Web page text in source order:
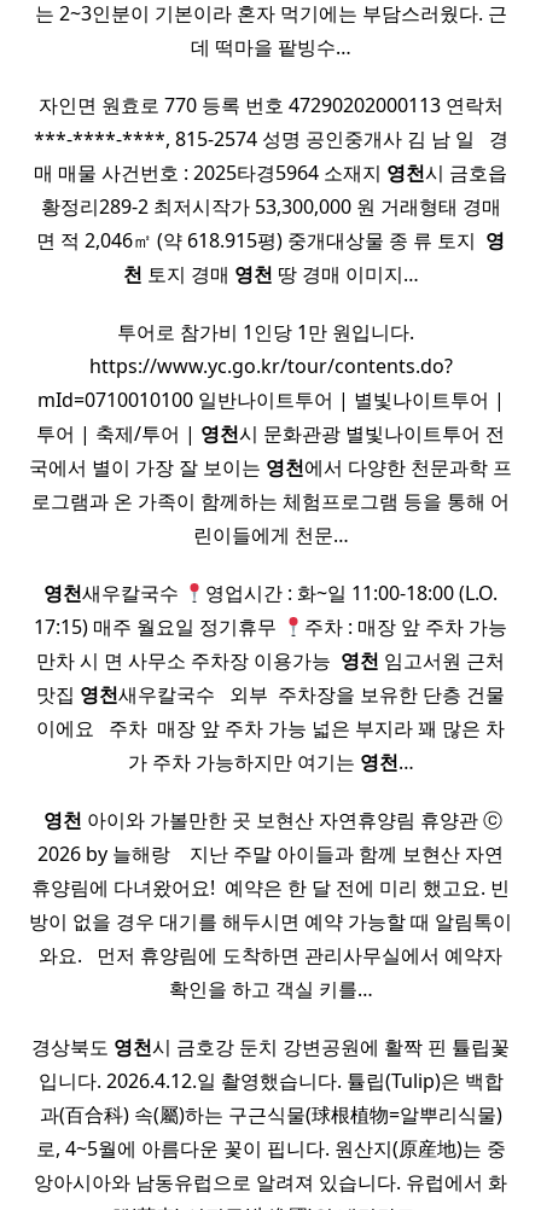
는 2~3인분이 기본이라 혼자 먹기에는 부담스러웠다. 근
데 떡마을 팥빙수…
자인면 원효로 770 등록 번호 47290202000113 연락처
***-****-****, 815-2574 성명 공인중개사 김 남 일 ​ ​ 경
매 매물 사건번호 : 2025타경5964 소재지 영천시 금호읍
황정리289-2 최저시작가 53,300,000 원 거래형태 경매
면 적 2,046㎡ (약 618.915평) 중개대상물 종 류 토지 ​ 영
천 토지 경매 영천 땅 경매 이미지…
투어로 참가비 1인당 1만 원입니다. ​ ​
https://www.yc.go.kr/tour/contents.do?
mId=0710010100 일반나이트투어 | 별빛나이트투어 |
투어 | 축제/투어 | 영천시 문화관광 별빛나이트투어 전
국에서 별이 가장 잘 보이는 영천에서 다양한 천문과학 프
로그램과 온 가족이 함께하는 체험프로그램 등을 통해 어
린이들에게 천문…
영천새우칼국수
영업시간 : 화~일 11:00-18:00 (L.O.
17:15) 매주 월요일 정기휴무
주차 : 매장 앞 주차 가능
만차 시 면 사무소 주차장 이용가능 ​ 영천 임고서원 근처
맛집 영천새우칼국수 ​ ​ 외부 ​ 주차장을 보유한 단층 건물
이에요 ​ ​ 주차 ​ 매장 앞 주차 가능 넓은 부지라 꽤 많은 차
가 주차 가능하지만 여기는 영천…
영천 아이와 가볼만한 곳 보현산 자연휴양림 휴양관 ⓒ
2026 by 늘해랑 ​ ​ ​ 지난 주말 아이들과 함께 보현산 자연
휴양림에 다녀왔어요! ​ 예약은 한 달 전에 미리 했고요. 빈
방이 없을 경우 대기를 해두시면 예약 가능할 때 알림톡이
와요. ​ ​ 먼저 휴양림에 도착하면 관리사무실에서 예약자
확인을 하고 객실 키를…
경상북도 영천시 금호강 둔치 강변공원에 활짝 핀 튤립꽃
입니다. 2026.4.12.일 촬영했습니다. 튤립(Tulip)은 백합
과(百合科) 속(屬)하는 구근식물(球根植物=알뿌리식물)
로, 4~5월에 아름다운 꽃이 핍니다. 원산지(原産地)는 중
앙아시아와 남동유럽으로 알려져 있습니다. 유럽에서 화